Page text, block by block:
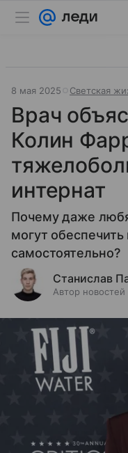
8 мая 2025 Светская
Врач
Колин
интернат
Почему даже
могут
самостоятельно?
Станислав
Автор новостей